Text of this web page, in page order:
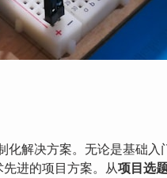
解决方案。无论是基础入
进的项目方案。从项目选